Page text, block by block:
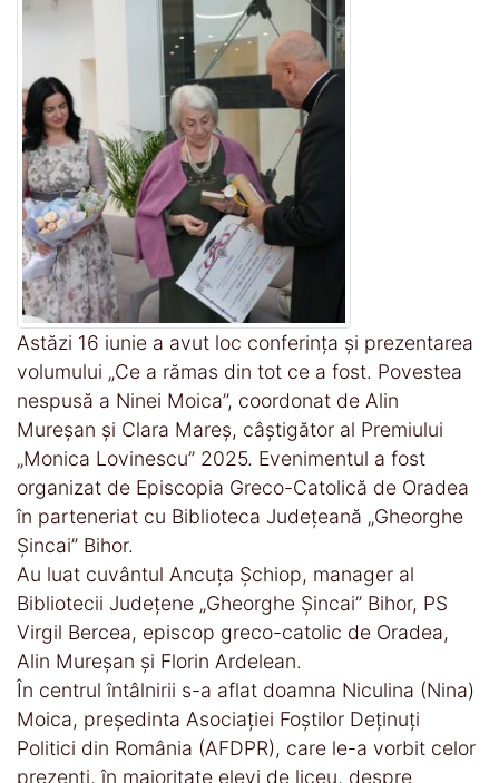
Astăzi 16 iunie a avut loc conferința și prezentarea
volumului „Ce a rămas din tot ce a fost. Povestea
nespusă a Ninei Moica”, coordonat de Alin
Mureșan și Clara Mareș, câștigător al Premiului
„Monica Lovinescu” 2025. Evenimentul a fost
organizat de Episcopia Greco-Catolică de Oradea
în parteneriat cu Biblioteca Județeană „Gheorghe
Șincai” Bihor.
Au luat cuvântul Ancuța Șchiop, manager al
Bibliotecii Județene „Gheorghe Șincai” Bihor, PS
Virgil Bercea, episcop greco-catolic de Oradea,
Alin Mureșan și Florin Ardelean.
În centrul întâlnirii s-a aflat doamna Niculina (Nina)
Moica, președinta Asociației Foștilor Deținuți
Politici din România (AFDPR), care le-a vorbit celor
prezenți, în majoritate elevi de liceu, despre